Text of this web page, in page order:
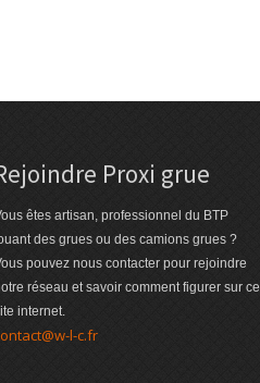
Proxi grue
êtes artisan, professionnel du BTP
des grues ou des camions grues ?
pouvez nous contacter pour rejoindre
réseau et savoir comment figurer sur ce
internet.
l-c.fr